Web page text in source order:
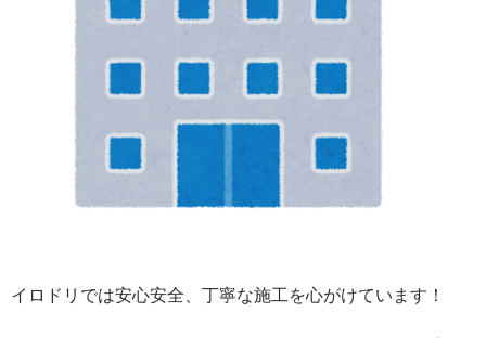
イロドリでは安心安全、丁寧な施工を心がけています！